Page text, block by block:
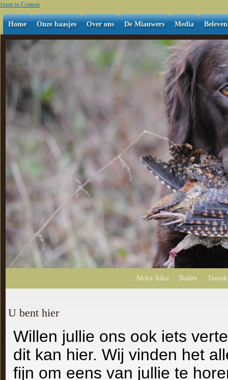
Jump to Content
Home Onze baasjes Over ons De Miauwers Media
Akita Aiko Bailey
U bent hier
Willen jullie ons ook iets
dit kan hier. Wij vinden het
fijn om eens van jullie te